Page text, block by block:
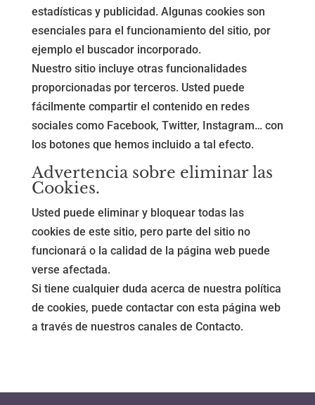
estadísticas y publicidad. Algunas cookies son
esenciales para el funcionamiento del sitio, por
ejemplo el buscador incorporado.
Nuestro sitio incluye otras funcionalidades
proporcionadas por terceros. Usted puede
fácilmente compartir el contenido en redes
sociales como Facebook, Twitter, Instagram… con
los botones que hemos incluido a tal efecto.
Advertencia sobre eliminar las
Cookies.
Usted puede eliminar y bloquear todas las
cookies de este sitio, pero parte del sitio no
funcionará o la calidad de la página web puede
verse afectada.
Si tiene cualquier duda acerca de nuestra política
de cookies, puede contactar con esta página web
a través de nuestros canales de Contacto.